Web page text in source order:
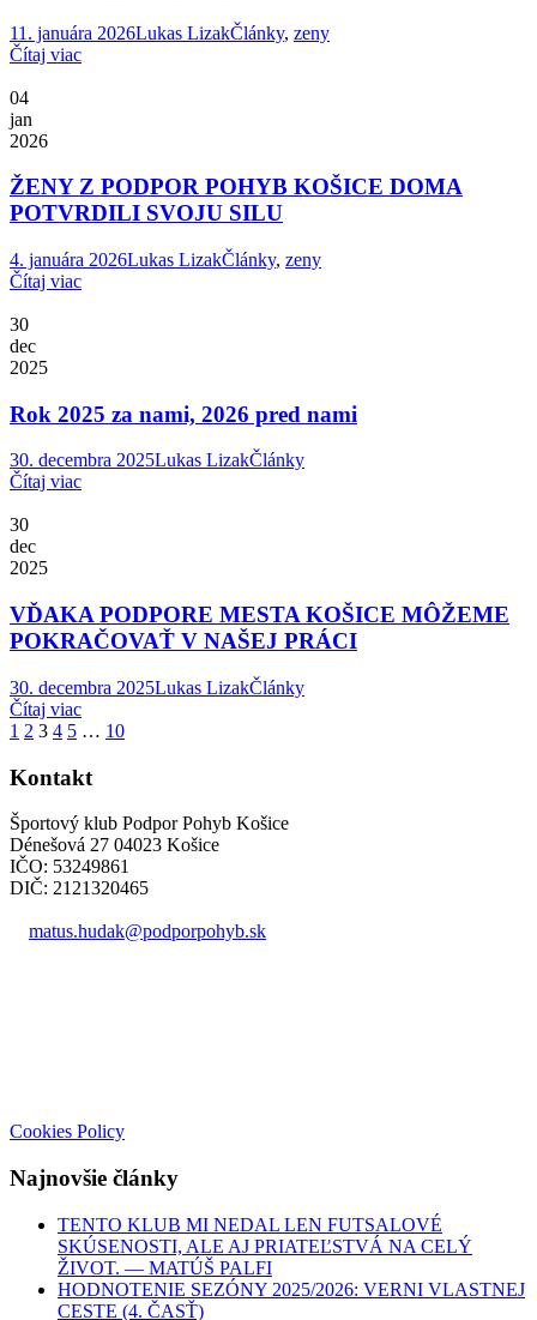
11. januára 2026Lukas LizakČlánky, zeny
Čítaj viac
04
jan
2026
ŽENY Z PODPOR POHYB KOŠICE DOMA
POTVRDILI SVOJU SILU
4. januára 2026Lukas LizakČlánky, zeny
Čítaj viac
30
dec
2025
Rok 2025 za nami, 2026 pred nami
30. decembra 2025Lukas LizakČlánky
Čítaj viac
30
dec
2025
VĎAKA PODPORE MESTA KOŠICE MÔŽEME
POKRAČOVAŤ V NAŠEJ PRÁCI
30. decembra 2025Lukas LizakČlánky
Čítaj viac
1 2 3 4 5 … 10
Kontakt
Športový klub Podpor Pohyb Košice
Dénešová 27 04023 Košice
IČO: 53249861
DIČ: 2121320465
matus.hudak@podporpohyb.sk
Cookies Policy
Najnovšie články
TENTO KLUB MI NEDAL LEN FUTSALOVÉ
SKÚSENOSTI, ALE AJ PRIATEĽSTVÁ NA CELÝ
ŽIVOT. — MATÚŠ PALFI
HODNOTENIE SEZÓNY 2025/2026: VERNI VLASTNEJ
CESTE (4. ČASŤ)